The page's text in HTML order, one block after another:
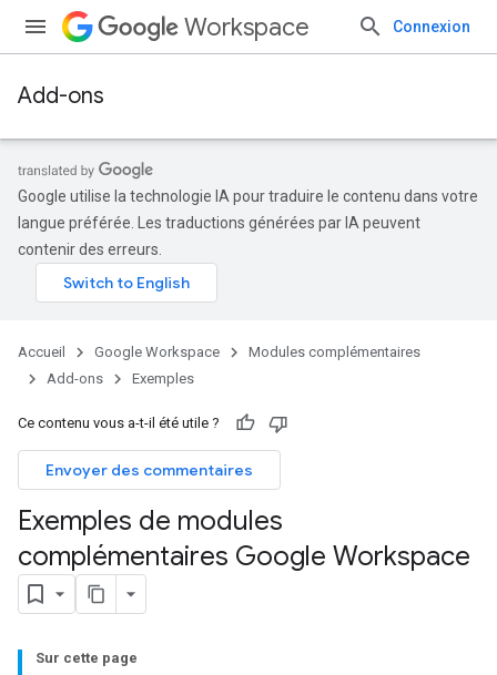
Workspace Connexion
Add-ons
Google utilise la technologie IA pour traduire le contenu dans votre
langue préférée. Les traductions générées par IA peuvent
contenir des erreurs.
Accueil Google Workspace
Modules complémentaires
Add-ons
Exemples
Ce contenu vous a-t-il été utile ?
Envoyer des commentaires
Exemples de modules
complémentaires Google Workspace
Sur cette page